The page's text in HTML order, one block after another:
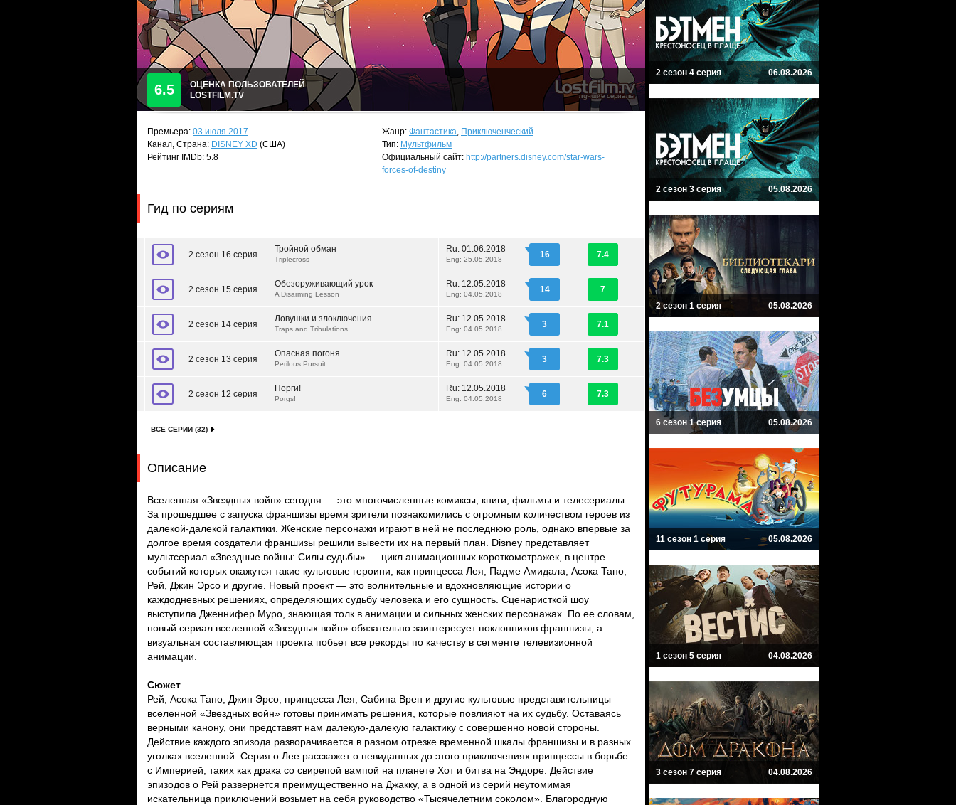
6.5
ОЦЕНКА ПОЛЬЗОВАТЕЛЕЙ
LOSTFILM.TV
Премьера: 03 июля 2017
Канал, Страна: DISNEY XD (США)
Рейтинг IMDb: 5.8
Жанр: Фантастика, Приключенческий
Тип: Мультфильм
Официальный сайт: http://partners.disney.com/star-wars-
forces-of-destiny
Гид по сериям
2 сезон 16 серия
Тройной обман
Triplecross
Ru: 01.06.2018
Eng: 25.05.2018 16 7.4
2 сезон 15 серия
Обезоруживающий урок
A Disarming Lesson
Ru: 12.05.2018
Eng: 04.05.2018 14 7
2 сезон 14 серия
Ловушки и злоключения
Traps and Tribulations
Ru: 12.05.2018
Eng: 04.05.2018 3 7.1
2 сезон 13 серия
Опасная погоня
Perilous Pursuit
Ru: 12.05.2018
Eng: 04.05.2018 3 7.3
2 сезон 12 серия
Порги!
Porgs!
Ru: 12.05.2018
Eng: 04.05.2018 6 7.3
ВСЕ СЕРИИ (32)
Описание
Вселенная «Звездных войн» сегодня — это многочисленные комиксы, книги, фильмы и телесериалы.
За прошедшее с запуска франшизы время зрители познакомились с огромным количеством героев из
далекой-далекой галактики. Женские персонажи играют в ней не последнюю роль, однако впервые за
долгое время создатели франшизы решили вывести их на первый план. Disney представляет
мультсериал «Звездные войны: Силы судьбы» — цикл анимационных короткометражек, в центре
событий которых окажутся такие культовые героини, как принцесса Лея, Падме Амидала, Асока Тано,
Рей, Джин Эрсо и другие. Новый проект — это волнительные и вдохновляющие истории о
каждодневных решениях, определяющих судьбу человека и его сущность. Сценаристкой шоу
выступила Дженнифер Муро, знающая толк в анимации и сильных женских персонажах. По ее словам,
новый сериал вселенной «Звездных войн» обязательно заинтересует поклонников франшизы, а
визуальная составляющая проекта побьет все рекорды по качеству в сегменте телевизионной
анимации.
Сюжет
Рей, Асока Тано, Джин Эрсо, принцесса Лея, Сабина Врен и другие культовые представительницы
вселенной «Звездных войн» готовы принимать решения, которые повлияют на их судьбу. Оставаясь
верными канону, они представят нам далекую-далекую галактику с совершенно новой стороны.
Действие каждого эпизода разворачивается в разном отрезке временной шкалы франшизы и в разных
уголках вселенной. Серия о Лее расскажет о невиданных до этого приключениях принцессы в борьбе
с Империей, таких как драка со свирепой вампой на планете Хот и битва на Эндоре. Действие
эпизодов о Рей развернется преимущественно на Джакку, а в одной из серий неутомимая
искательница приключений возьмет на себя руководство «Тысячелетним соколом». Благородную
2 сезон 4 серия 06.08.2026
2 сезон 3 серия 05.08.2026
2 сезон 1 серия 05.08.2026
6 сезон 1 серия 05.08.2026
11 сезон 1 серия 05.08.2026
1 сезон 5 серия 04.08.2026
3 сезон 7 серия 04.08.2026